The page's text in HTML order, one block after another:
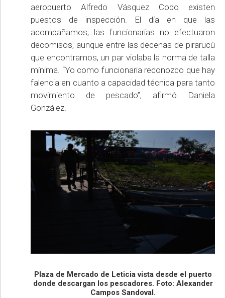
aeropuerto Alfredo Vásquez Cobo existen
puestos de inspección. El día en que las
acompañamos, las funcionarias no efectuaron
decomisos, aunque entre las decenas de pirarucú
que encontramos, un par violaba la norma de talla
mínima. “Yo como funcionaria reconozco que hay
falencia en cuanto a capacidad técnica para tanto
movimiento de pescado”, afirmó Daniela
González.
Plaza de Mercado de Leticia vista desde el puerto
donde descargan los pescadores. Foto: Alexander
Campos Sandoval.